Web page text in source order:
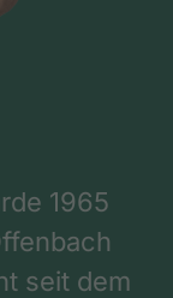
1965
seit dem